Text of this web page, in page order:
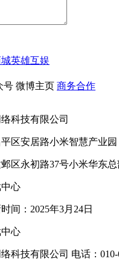
英雄互娱
号 微博主页 商务合作
科技有限公司
区安居路小米智慧产业园
区永初路37号小米华东总
心
间：2025年3月24日
心
科技有限公司 电话：010-